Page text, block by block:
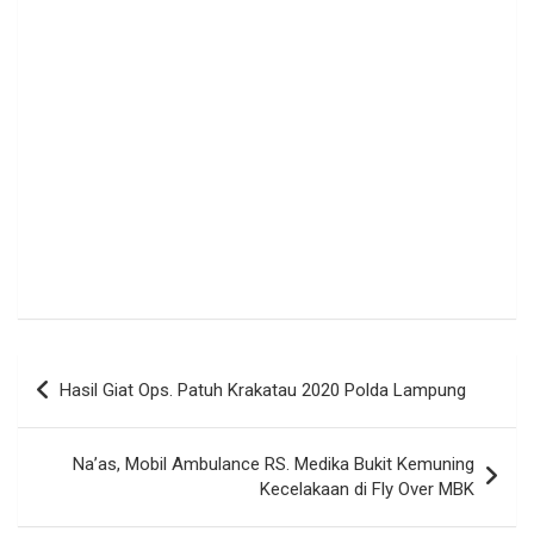
Navigasi
pos
Hasil Giat Ops. Patuh Krakatau 2020 Polda Lampung
Na’as, Mobil Ambulance RS. Medika Bukit Kemuning
Kecelakaan di Fly Over MBK